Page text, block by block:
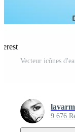
Vecteur icônes
9 676